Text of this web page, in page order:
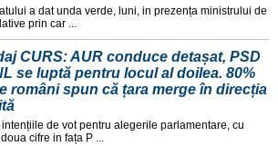
a dat unda verde, luni, in prezența ministrului de
prin car ...
CURS: AUR conduce detașat, PSD
se luptă pentru locul al doilea. 80%
români spun că țara merge în direcția
de vot pentru alegerile parlamentare, cu
cifre in fața P ...